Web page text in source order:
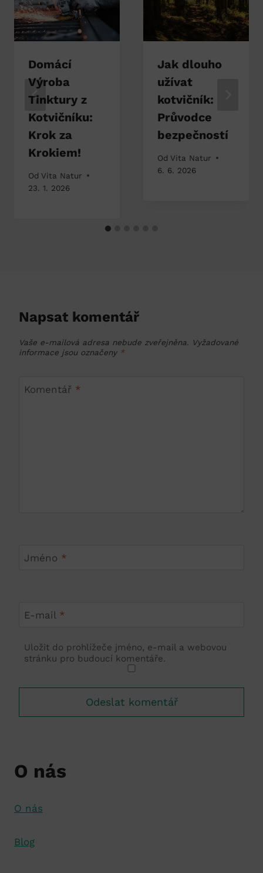
Domácí
Výroba
Tinktury z
Kotvičníku:
Krok za
Krokiem!
Od Vita Natur
23. 1. 2026
Jak dlouho
užívat
kotvičník:
Průvodce
bezpečností
Od Vita Natur
6. 6. 2026
Napsat komentář
Vaše e-mailová adresa nebude zveřejněna. Vyžadované
informace jsou označeny *
Komentář *
Jméno *
E-mail *
Uložit do prohlížeče jméno, e-mail a webovou
stránku pro budoucí komentáře.
O nás
O nás
Blog